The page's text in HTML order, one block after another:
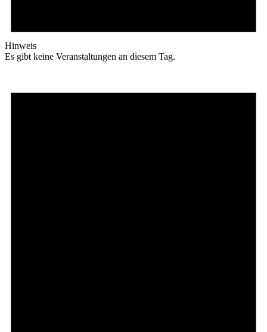
Hinweis
Es gibt keine Veranstaltungen an diesem Tag.